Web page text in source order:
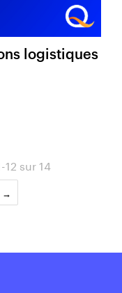
logistiques
sur 14